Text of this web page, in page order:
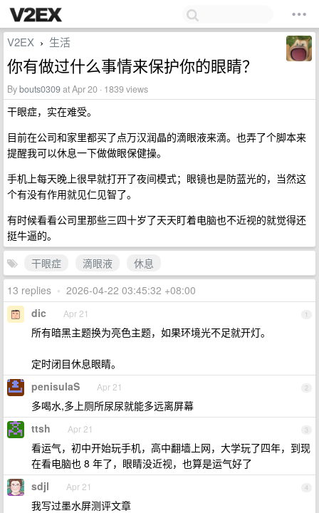
V2EX › 生活
你有做过什么事情来保护你的眼睛？
Bybouts0309at Apr 20 · 1839 views
干眼症，实在难受。
目前在公司和家里都买了点万汉润晶的滴眼液来滴。也弄了个脚本来
提醒我可以休息一下做做眼保健操。
手机上每天晚上很早就打开了夜间模式；眼镜也是防蓝光的，当然这
个有没有作用就见仁见智了。
有时候看看公司里那些三四十岁了天天盯着电脑也不近视的就觉得还
挺牛逼的。
干眼症
滴眼液
休息
13 replies • 2026-04-22 03:45:32 +08:00
1
dic Apr 21
所有暗黑主题换为亮色主题，如果环境光不足就开灯。
定时闭目休息眼睛。
2
penisulaS Apr 21
多喝水,多上厕所尿尿就能多远离屏幕
3
ttsh Apr 21
看运气，初中开始玩手机，高中翻墙上网，大学玩了四年，到现
在看电脑也 8 年了，眼睛没近视，也算是运气好了
4
sdjl Apr 21
我写过墨水屏测评文章